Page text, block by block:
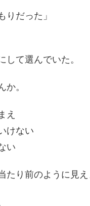
りだった」
して選んでいた。
か。
え
けない
い
たり前のように見え